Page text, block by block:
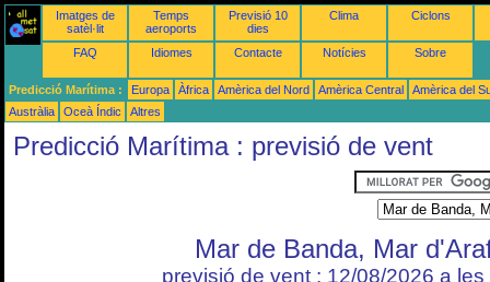
Imatges de
satèl·lit
Temps
aeroports
Previsió 10
dies
Clima Ciclons
FAQ Idiomes Contacte Notícies Sobre
Predicció Marítima : Europa Àfrica Amèrica del Nord Amèrica Central
Amèrica del
Austràlia
Oceà Índic Altres
Predicció Marítima : previsió de vent
Mar de Banda, Mar
previsió de vent : 12/08/2026 a les